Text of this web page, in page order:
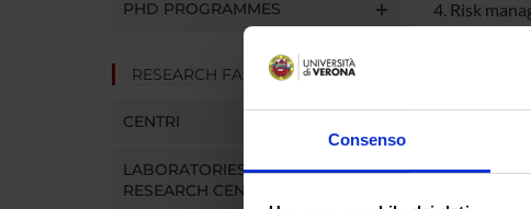
Consenso
PHD PROGRAMMES
RESEARCH FACILITIES
CENTRI
LABORATORIES AND
RESEARCH CENTRES
4. Risk
In the
products